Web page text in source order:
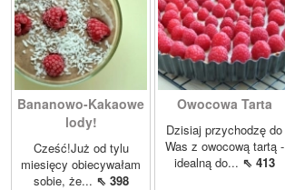
Bananowo-Kakaowe
lody!
Cześć!Już od tylu
miesięcy obiecywałam
sobie, że... ⇖ 398
Owocowa Tarta
Dzisiaj przychodzę do
Was z owocową tartą -
idealną do... ⇖ 413